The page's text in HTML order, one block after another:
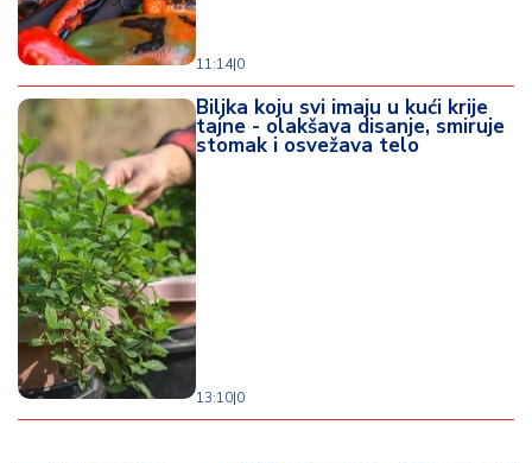
11:14|0
Biljka koju svi imaju u kući krije
tajne - olakšava disanje, smiruje
stomak i osvežava telo
13:10|0